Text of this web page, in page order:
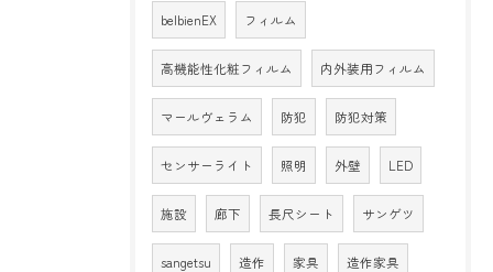
belbienEX フィルム
高機能性化粧フィルム 内外装用フィルム
マールヴェラム 防犯 防犯対策
センサーライト 照明 外壁 LED
施設 廊下 長尺シート サンゲツ
sangetsu 造作 家具 造作家具